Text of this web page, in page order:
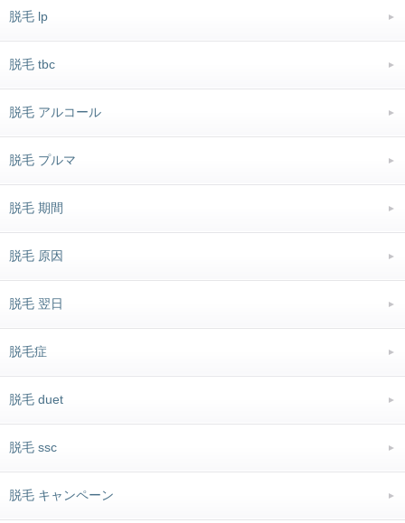
脱毛 lp
脱毛 tbc
脱毛 アルコール
脱毛 プルマ
脱毛 期間
脱毛 原因
脱毛 翌日
脱毛症
脱毛 duet
脱毛 ssc
脱毛 キャンペーン